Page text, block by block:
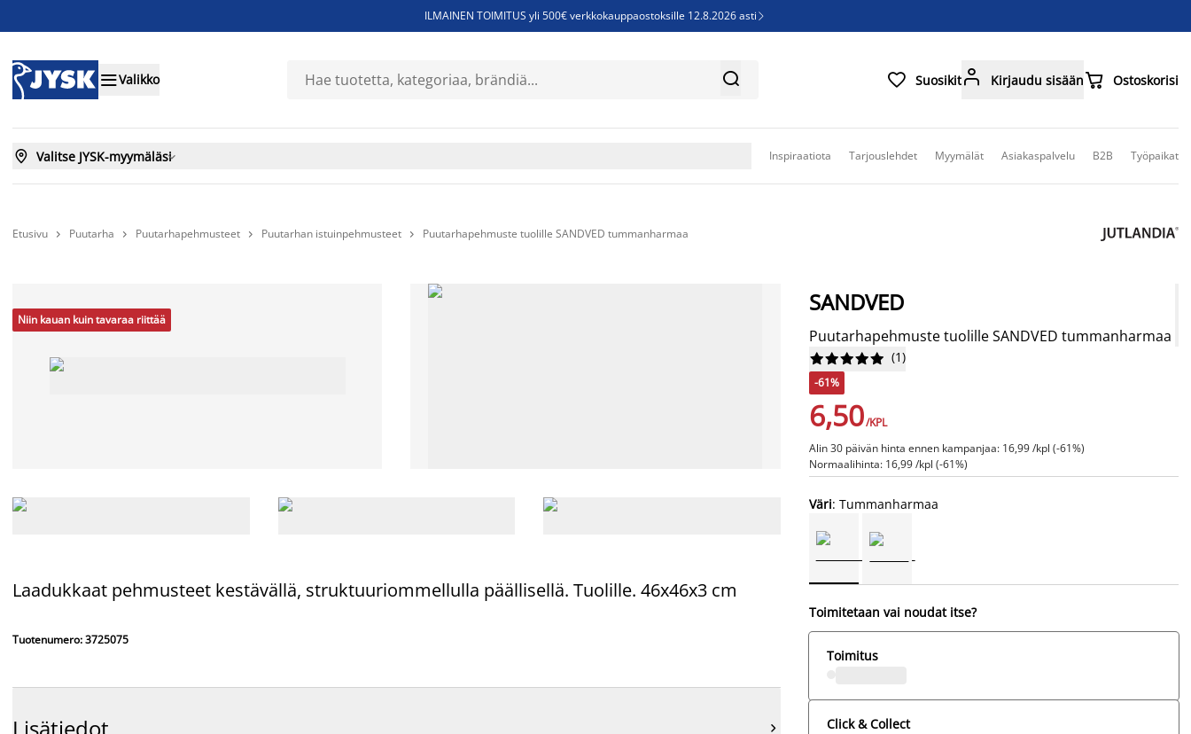
ILMAINEN TOIMITUS yli 500€ verkkokauppaostoksille 12.8.2026 asti 
Sijauspatjoja - Säästä jopa 60%
Valikko   Suosikit Kirjaudu sisään Ostoskorisi
 Valitse JYSK-myymäläsi Inspiraatiota Tarjouslehdet Myymälät Asiakaspalvelu B2B Työpaikat
Etusivu  Puutarha  Puutarhapehmusteet  Puutarhan istuinpehmusteet  Puutarhapehmuste tuolille SANDVED tummanharmaa
Niin kauan kuin tavaraa riittää
Laadukkaat pehmusteet kestävällä, struktuuriommellulla päällisellä. Tuolille. 46x46x3 cm
Tuotenumero: 3725075

SANDVED
Puutarhapehmuste tuolille SANDVED tummanharmaa





 (1)
-61%
6,50/KPL
Alin 30 päivän hinta ennen kampanjaa: 16,99 /kpl (-61%)
Normaalihinta: 16,99 /kpl (-61%)
Väri: Tummanharmaa
Toimitetaan vai noudat itse?
Toimitus
Click & Collect